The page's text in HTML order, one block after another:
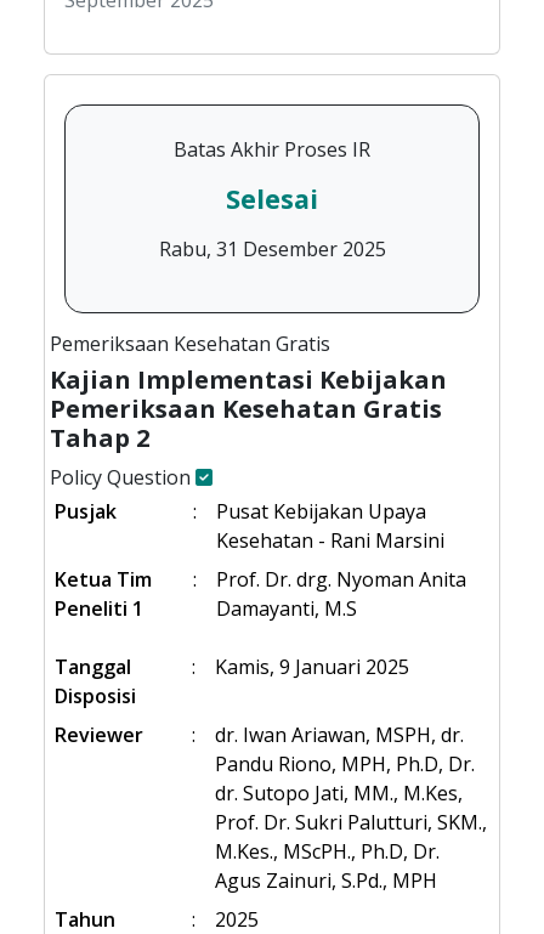
Batas Akhir Proses IR
Selesai
Rabu, 31 Desember 2025
Pemeriksaan Kesehatan Gratis
Kajian Implementasi Kebijakan
Pemeriksaan Kesehatan Gratis
Tahap 2
Policy Question
Pusjak
:
Pusat Kebijakan Upaya
Kesehatan - Rani Marsini
Ketua Tim
Peneliti 1
:
Prof. Dr. drg. Nyoman Anita
Damayanti, M.S
Tanggal
Disposisi
: Kamis, 9 Januari 2025
Reviewer :
dr. Iwan Ariawan, MSPH, dr.
Pandu Riono, MPH, Ph.D, Dr.
dr. Sutopo Jati, MM., M.Kes,
Prof. Dr. Sukri Palutturi, SKM.,
M.Kes., MScPH., Ph.D, Dr.
Agus Zainuri, S.Pd., MPH
Tahun
: 2025